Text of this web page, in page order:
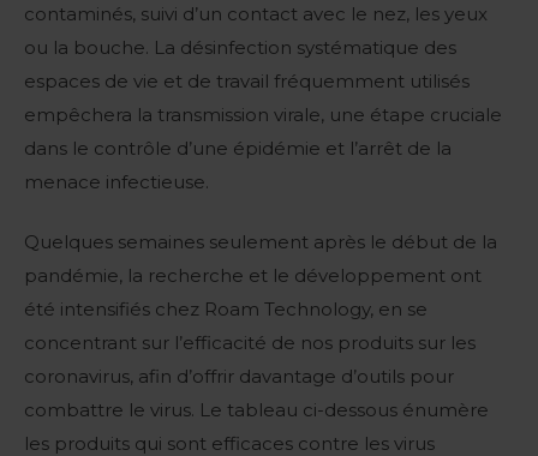
contaminés, suivi d’un contact avec le nez, les yeux
ou la bouche. La désinfection systématique des
espaces de vie et de travail fréquemment utilisés
empêchera la transmission virale, une étape cruciale
dans le contrôle d’une épidémie et l’arrêt de la
menace infectieuse.
Quelques semaines seulement après le début de la
pandémie, la recherche et le développement ont
été intensifiés chez Roam Technology, en se
concentrant sur l’efficacité de nos produits sur les
coronavirus, afin d’offrir davantage d’outils pour
combattre le virus. Le tableau ci-dessous énumère
les produits qui sont efficaces contre les virus